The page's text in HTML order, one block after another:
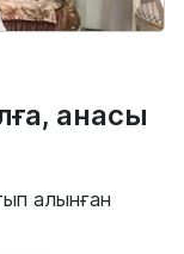
анасы
алынған